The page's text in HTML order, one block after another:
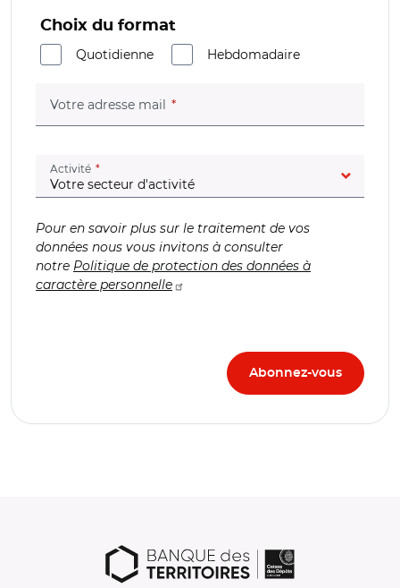
Choix du format
Quotidienne
Hebdomadaire
Votre adresse mail (champ obligatoire)
Activité (champ obligatoire)
Pour en savoir plus sur le traitement de vos
données nous vous invitons à consulter
notre Politique de protection des données à
caractère personnelle